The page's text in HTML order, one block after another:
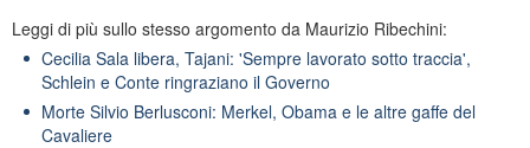
Leggi di più sullo stesso argomento da Maurizio Ribechini:
Cecilia Sala libera, Tajani: 'Sempre lavorato sotto traccia',
Schlein e Conte ringraziano il Governo
Morte Silvio Berlusconi: Merkel, Obama e le altre gaffe del
Cavaliere